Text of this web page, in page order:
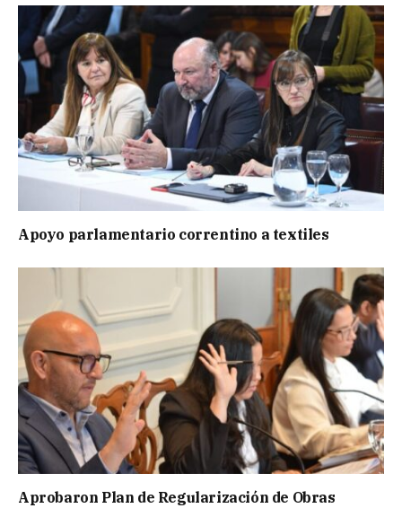
Apoyo parlamentario correntino a textiles
Aprobaron Plan de Regularización de Obras